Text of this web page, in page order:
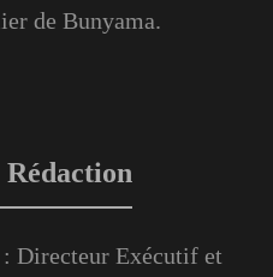
de Bunyama.
Directeur Exécutif et